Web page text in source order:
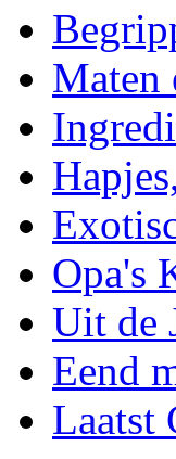
Maten
Opa's
Uit de
Eend
Laatst